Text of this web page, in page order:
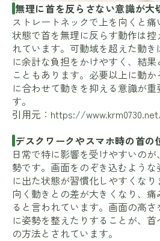
無理に首を反らさない意識が大
ストレートネックで上を向くと
状態で首を無理に反らす動作は
れています。可動域を超えた動
に余計な負担をかけやすく、結果
こともあります。必要以上に動
に合わせて動きを抑える意識が
す。
引用元： https://
デスクワークやスマホ時の首の
日常で特に影響を受けやすいの
勢です。画面をのぞき込むよう
に出た状態が習慣化しやすくな
向く動きとの差が大きくなり、
ると言われています。画面の高
に姿勢を整えたりすることが、
の方法とされています。